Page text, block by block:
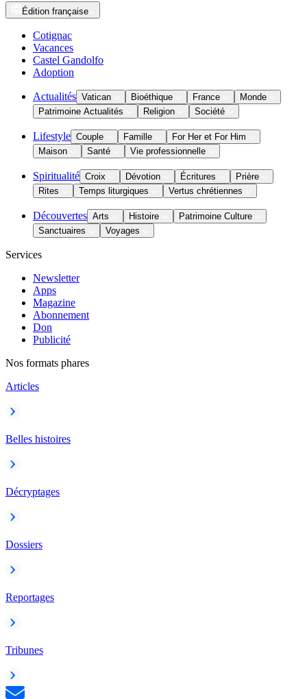
Édition française
Cotignac
Vacances
Castel Gandolfo
Adoption
Actualités Vatican Bioéthique France
Monde
Patrimoine Actualités
Religion Société
Lifestyle Couple Famille
For Her et For Him
Maison
Santé Vie professionnelle
Spiritualité Croix Dévotion Écritures
Prière
Rites
Temps liturgiques Vertus chrétiennes
Découvertes Arts Histoire
Patrimoine Culture
Sanctuaires
Voyages
Services
Newsletter
Apps
Magazine
Abonnement
Don
Publicité
Nos formats phares
Articles
Belles histoires
Décryptages
Dossiers
Reportages
Tribunes